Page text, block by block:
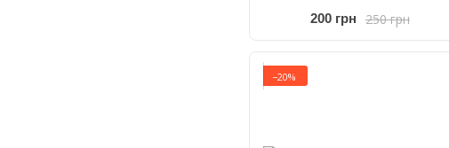
250 грн
200 грн
−20%